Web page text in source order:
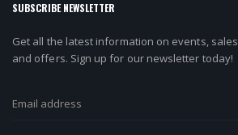
SUBSCRIBE NEWSLETTER
Get all the latest information on events, sales
and offers. Sign up for our newsletter today!